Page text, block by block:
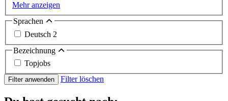
Mehr anzeigen
Sprachen
Deutsch 2
Bezeichnung
Topjobs
Filter anwenden Filter löschen